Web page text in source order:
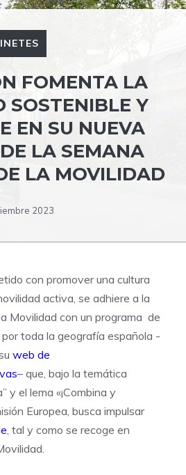
FOMENTA LA
SOSTENIBLE Y
EN SU NUEVA
LA SEMANA
LA MOVILIDAD
2023
con promover una cultura
activa, se adhiere a la
Movilidad con un programa de
toda la geografía española -
web de
– que, bajo la temática
y el lema «¡Combina y
Europea, busca impulsar
, tal y como se recoge en